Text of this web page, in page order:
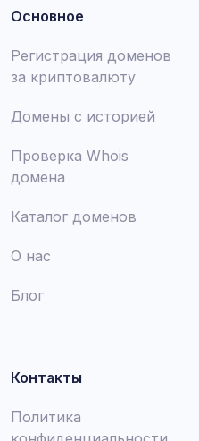
Основное
Регистрация доменов
за криптовалюту
Домены с историей
Проверка Whois
домена
Каталог доменов
О нас
Блог
Контакты
Политика